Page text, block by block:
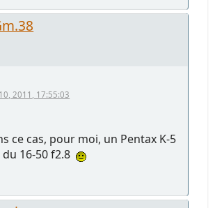
2011, 17:55:03
ce cas, pour moi, un Pentax K-5
du 16-50 f2.8